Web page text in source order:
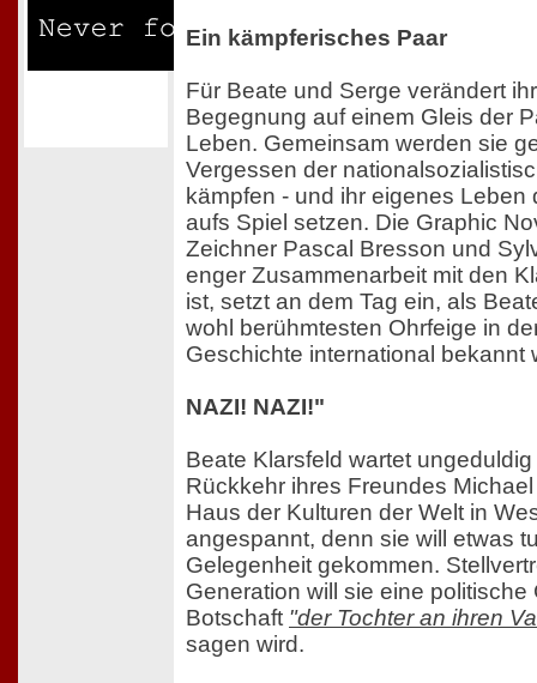
Ein kämpferisches Paar
Für Beate und Serge verändert
Begegnung auf einem Gleis der
Leben. Gemeinsam werden sie
Vergessen der
kämpfen - und ihr eigenes Leben
aufs Spiel setzen. Die Graphic
Zeichner Pascal Bresson und
enger Zusammenarbeit mit den
ist, setzt an dem Tag ein, als
wohl berühmtesten Ohrfeige in
Geschichte international bekannt
NAZI! NAZI!"
Beate Klarsfeld wartet
Rückkehr ihres Freundes
Haus der Kulturen der Welt in
angespannt, denn sie will etwas
Gelegenheit gekommen.
Generation will sie eine
Botschaft "der Tochter an ihren
sagen wird.